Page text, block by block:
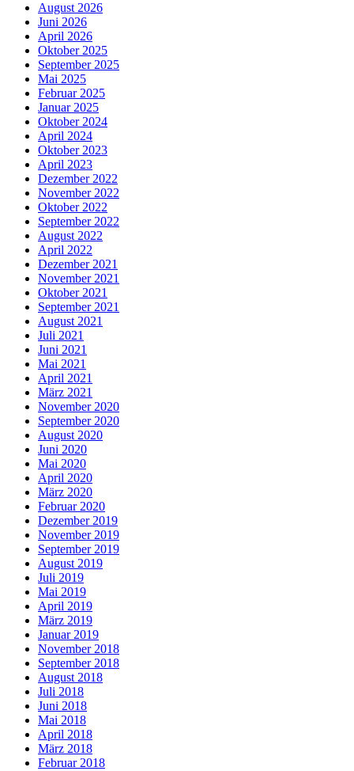
August 2026
Juni 2026
April 2026
Oktober 2025
September 2025
Mai 2025
Februar 2025
Januar 2025
Oktober 2024
April 2024
Oktober 2023
April 2023
Dezember 2022
November 2022
Oktober 2022
September 2022
August 2022
April 2022
Dezember 2021
November 2021
Oktober 2021
September 2021
August 2021
Juli 2021
Juni 2021
Mai 2021
April 2021
März 2021
November 2020
September 2020
August 2020
Juni 2020
Mai 2020
April 2020
März 2020
Februar 2020
Dezember 2019
November 2019
September 2019
August 2019
Juli 2019
Mai 2019
April 2019
März 2019
Januar 2019
November 2018
September 2018
August 2018
Juli 2018
Juni 2018
Mai 2018
April 2018
März 2018
Februar 2018